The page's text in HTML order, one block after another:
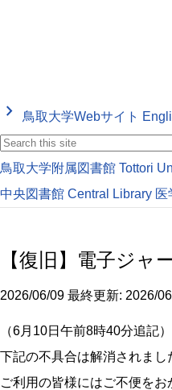
keyboard_arrow_right 鳥取大学Webサイト
鳥取大学附属図書館 Tottori
中央図書館 Central Library 医
【復旧】電子ジャ
2026/06/09 最終更新: 2026/
（6月10日午前8時40分追記）
下記の不具合は解消されまし
ご利用の皆様にはご不便をお